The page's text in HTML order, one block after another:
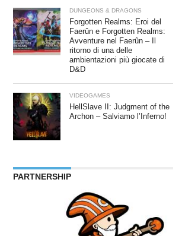
DUNGEONS & DRAGONS
Forgotten Realms: Eroi del
Faerûn e Forgotten Realms:
Avventure nel Faerûn – Il
ritorno di una delle
ambientazioni più giocate di
D&D
VIDEOGAMES
HellSlave II: Judgment of the
Archon – Salviamo l’Inferno!
PARTNERSHIP